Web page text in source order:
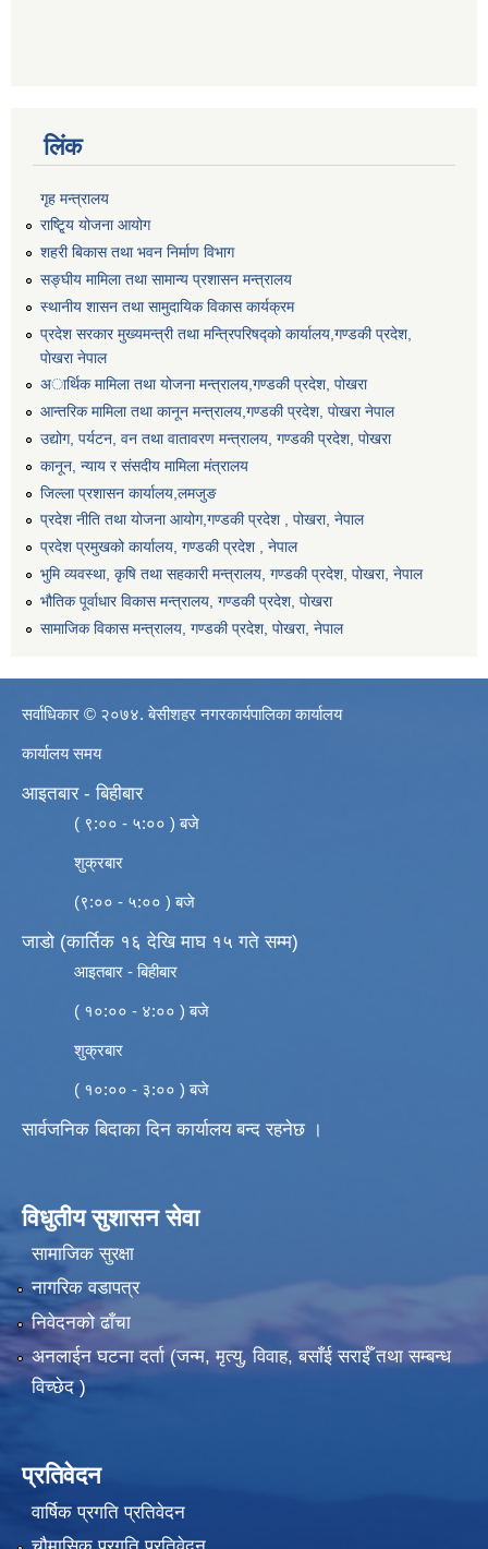
लिंक
गृह मन्त्रालय
राष्टि्ृय योजना आयोग
शहरी बिकास तथा भवन निर्माण विभाग
सङ्घीय मामिला तथा सामान्य प्रशासन मन्त्रालय
स्थानीय शासन तथा सामुदायिक विकास कार्यक्रम
प्रदेश सरकार मुख्यमन्त्री तथा मन्त्रिपरिषद्को कार्यालय,गण्डकी प्रदेश,
पाेखरा नेपाल
अार्थिक मामिला तथा योजना मन्त्रालय,गण्डकी प्रदेश, पोखरा
आन्तरिक मामिला तथा कानून मन्त्रालय,गण्डकी प्रदेश, पाेखरा नेपाल
उद्योग, पर्यटन, वन तथा वातावरण मन्त्रालय, गण्डकी प्रदेश, पोखरा
कानून, न्याय र संसदीय मामिला मंत्रालय
जिल्ला प्रशासन कार्यालय,लमजुङ
प्रदेश नीति तथा योजना आयोग,गण्डकी प्रदेश , पोखरा, नेपाल
प्रदेश प्रमुखको कार्यालय, गण्डकी प्रदेश , नेपाल
भुमि व्यवस्था, कृषि तथा सहकारी मन्त्रालय, गण्डकी प्रदेश, पोखरा, नेपाल
भौतिक पूर्वाधार विकास मन्त्रालय, गण्डकी प्रदेश, पाेखरा
सामाजिक विकास मन्त्रालय, गण्डकी प्रदेश, पोखरा, नेपाल
सर्वाधिकार © २०७४. बेसीशहर नगरकार्यपालिका कार्यालय
कार्यालय समय
आइतबार - बिहीबार
( ९:०० - ५:०० ) बजे
शुक्रबार
(९:०० - ५:०० ) बजे
जाडो (कार्तिक १६ देखि माघ १५ गते सम्म)
आइतबार - बिहीबार
( १०:०० - ४:०० ) बजे
शुक्रबार
( १०:०० - ३:०० ) बजे
सार्वजनिक बिदाका दिन कार्यालय बन्द रहनेछ ।
विधुतीय सुशासन सेवा
सामाजिक सुरक्षा
नागरिक वडापत्र
निवेदनको ढाँचा
अनलाईन घटना दर्ता (जन्म, मृत्यु, विवाह, बसाँई सराईँ तथा सम्बन्ध
विच्छेद )
प्रतिवेदन
वार्षिक प्रगति प्रतिवेदन